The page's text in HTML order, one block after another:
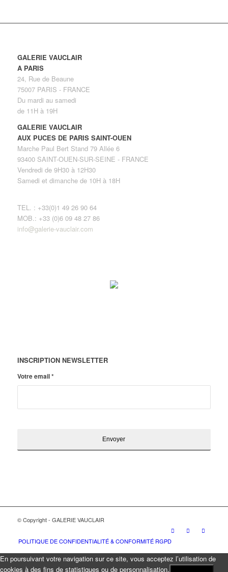
GALERIE VAUCLAIR
A PARIS
24, Rue de Beaune
75007 PARIS - FRANCE
Du mardi au samedi
de 11H à 19H
GALERIE VAUCLAIR
AUX PUCES DE PARIS SAINT-OUEN
Marche Paul Bert Stand 79 Allée 6
93400 SAINT-OUEN-SUR-SEINE - FRANCE
Vendredi de 9H30 à 12H30
Samedi et dimanche de 10H à 18H
TEL. : +33(0)1 49 26 90 64
MOB.: +33 (0)6 09 48 27 86
info@galerie-vauclair.com
INSCRIPTION NEWSLETTER
Votre email*
© Copyright - GALERIE VAUCLAIR
POLITIQUE DE CONFIDENTIALITÉ & CONFORMITÉ RGPD
En poursuivant votre navigation sur ce site, vous acceptez l’utilisation de
cookies à des fins de statistiques ou de personnalisation.